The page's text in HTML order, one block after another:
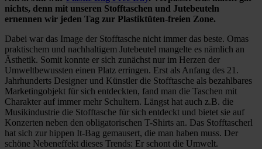
nichts, denn mit unseren Stofftaschen und Jutebeuteln
ernennen wir jeden Tag zur Plastiktüten-freien Zone.
Dabei war das Image der Stofftasche nicht immer das beste. Omas
praktischem und nachhaltigem Jutebeutel mangelte es nämlich an
Ästhetik. Somit konnte er sich zunächst nur im Herzen der
Umweltbewussten einen Platz erringen. Erst als Anfang des 21.
Jahrhunderts Designer und Künstler die Stofftasche als bezahlbares
Marketingobjekt für sich entdeckten, fand man die Taschen mit
Charakter auf immer mehr Schultern. Längst hat auch z.B. die
Musikindustrie die Stofftasche für sich entdeckt und bietet sie auf
Konzerten neben den obligatorischen T-Shirts an. Das Stofftascherl
hat sich zur hippen It-Bag gemausert, die man haben muss. Der
schöne Nebeneffekt dieses Trends: Er schont die Umwelt.